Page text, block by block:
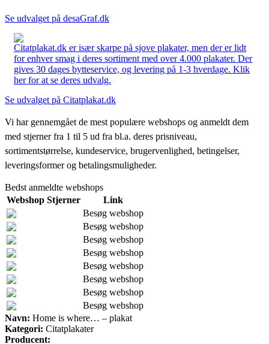
Se udvalget på desaGraf.dk
Citatplakat.dk er især skarpe på sjove plakater, men der er lidt
for enhver smag i deres sortiment med over 4.000 plakater. Der
gives 30 dages bytteservice, og levering på 1-3 hverdage. Klik
her for at se deres udvalg.
Se udvalget på Citatplakat.dk
Vi har gennemgået de mest populære webshops og anmeldt dem
med stjerner fra 1 til 5 ud fra bl.a. deres prisniveau,
sortimentstørrelse, kundeservice, brugervenlighed, betingelser,
leveringsformer og betalingsmuligheder.
Bedst anmeldte webshops
Webshop Stjerner
Link
Besøg webshop
Besøg webshop
Besøg webshop
Besøg webshop
Besøg webshop
Besøg webshop
Besøg webshop
Besøg webshop
Navn: Home is where… – plakat
Kategori: Citatplakater
Producent: